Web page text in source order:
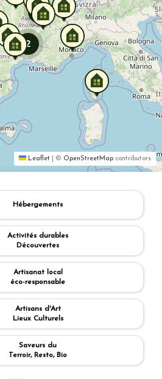
Hébergements
Activités durables
Découvertes
Artisanat local
éco-responsable
Artisans d'Art
Lieux Culturels
Saveurs du
Terroir, Resto, Bio
2
2
Leaflet © OpenStreetMap contributors